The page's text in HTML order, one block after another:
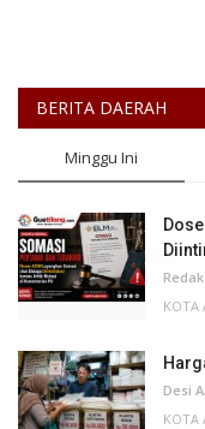
BERITA DAERAH
Minggu Ini
KOTA
Desi
KOTA